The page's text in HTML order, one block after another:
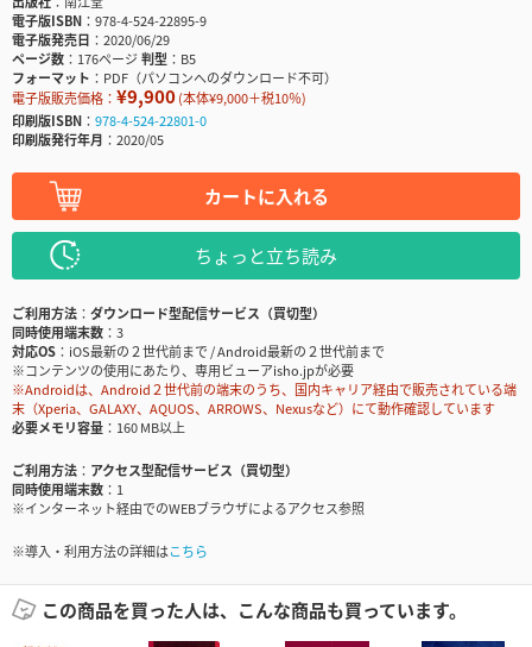
電子版ISBN
978-4-524-22895-9
電子版発売日
2020/06/29
ページ数
176ページ判型
B5
フォーマット
PDF（パソコンへのダウンロード不可）
電子版販売価格： ¥9,900(本体¥9,000＋税10％)
印刷版ISBN
978-4-524-22801-0
印刷版発行年月
2020/05
カートに入れる
ちょっと立ち読み
ご利用方法
ダウンロード型配信サービス（買切型）
同時使用端末数
3
対応OS
iOS最新の２世代前まで / Android最新の２世代前まで
※コンテンツの使用にあたり、専用ビューアisho.jpが必要
※Androidは、Android２世代前の端末のうち、国内キャリア経由で販売されている端
末（Xperia、GALAXY、AQUOS、ARROWS、Nexusなど）にて動作確認しています
必要メモリ容量
160 MB以上
ご利用方法
アクセス型配信サービス（買切型）
同時使用端末数
1
※インターネット経由でのWEBブラウザによるアクセス参照
※導入・利用方法の詳細はこちら
この商品を買った人は、こんな商品も買っています。